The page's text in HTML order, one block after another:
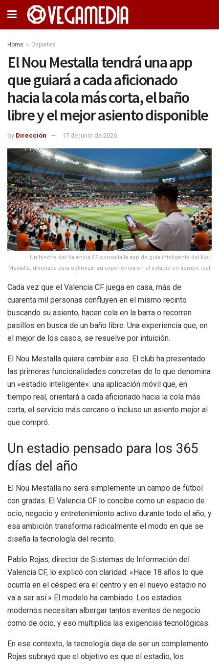
Home Deportes
El Nou Mestalla tendrá una app
que guiará a cada aficionado
hacia la cola más corta, el baño
libre y el mejor asiento disponible
by Dirección 17 de junio de 2026
Un hincha del Valencia CF consulta la app de guía inteligente del Nou
Mestalla, diseñada para optimizar su experiencia en el estadio en tiempo real.
Cada vez que el Valencia CF juega en casa, más de
cuarenta mil personas confluyen en el mismo recinto
buscando su asiento, hacen cola en la barra o recorren
pasillos en busca de un baño libre. Una experiencia que, en
el mejor de los casos, se resuelve por intuición.
El Nou Mestalla quiere cambiar eso. El club ha presentado
las primeras funcionalidades concretas de lo que denomina
un «estadio inteligente»: una aplicación móvil que, en
tiempo real, orientará a cada aficionado hacia la cola más
corta, el servicio más cercano o incluso un asiento mejor al
que compró.
Un estadio pensado para los 365
días del año
El Nou Mestalla no será simplemente un campo de fútbol
con gradas. El Valencia CF lo concibe como un espacio de
ocio, negocio y entretenimiento activo durante todo el año, y
esa ambición transforma radicalmente el modo en que se
diseña la tecnología del recinto.
Pablo Rojas, director de Sistemas de Información del
Valencia CF, lo explicó con claridad: «Hace 18 años lo que
ocurría en el césped era el centro y en el nuevo estadio no
va a ser así.» El modelo ha cambiado. Los estadios
modernos necesitan albergar tantos eventos de negocio
como de ocio, y eso multiplica las exigencias tecnológicas.
En ese contexto, la tecnología deja de ser un complemento.
Rojas subrayó que el objetivo es que el estadio, los